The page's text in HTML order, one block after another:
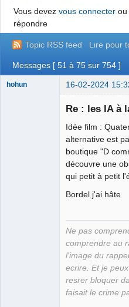
Vous devez vous connecterou
répondre
Topic RSS feed Lire pour
Messages [ 51 à 75 sur 754 ]
hohun 16-02-2024
Re : les IA à
Idée film :
alternative est
boutique "D
découvre une
qui petit à petit
Bordel j'ai hâte
Ne pas
comprendre au
l'image du
ecrire. Et je
resrer bloquer
faisait le crime